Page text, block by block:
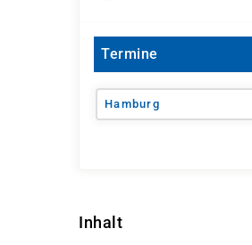
Termine
Hamburg
Inhalt